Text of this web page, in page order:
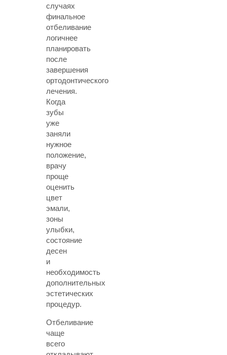
случаях
финальное
отбеливание
логичнее
планировать
после
завершения
ортодонтического
лечения.
Когда
зубы
уже
заняли
нужное
положение,
врачу
проще
оценить
цвет
эмали,
зоны
улыбки,
состояние
десен
и
необходимость
дополнительных
эстетических
процедур.
Отбеливание
чаще
всего